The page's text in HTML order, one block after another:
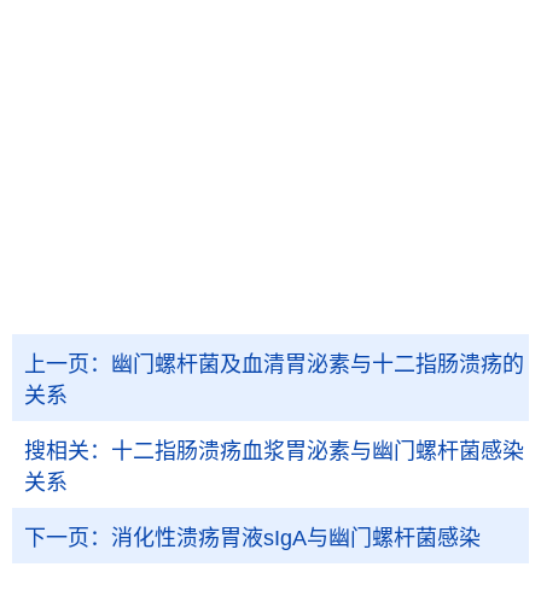
上一页： 幽门螺杆菌及血清胃泌素与十二指肠溃疡的
关系
搜相关： 十二指肠溃疡血浆胃泌素与幽门螺杆菌感染
关系
下一页： 消化性溃疡胃液sIgA与幽门螺杆菌感染